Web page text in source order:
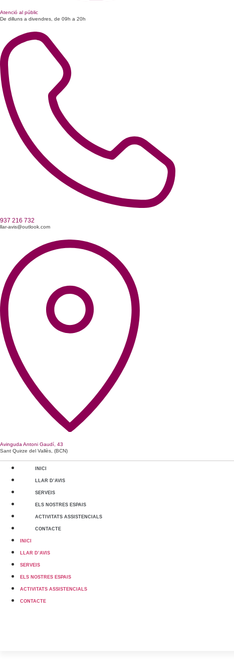
Atenció al públic
De dilluns a divendres, de 09h a 20h
937 216 732
llar-avis@outlook.com
Avinguda Antoni Gaudí, 43
Sant Quirze del Vallès, (BCN)
INICI
LLAR D’AVIS
SERVEIS
ELS NOSTRES ESPAIS
ACTIVITATS ASSISTENCIALS
CONTACTE
INICI
LLAR D’AVIS
SERVEIS
ELS NOSTRES ESPAIS
ACTIVITATS ASSISTENCIALS
CONTACTE